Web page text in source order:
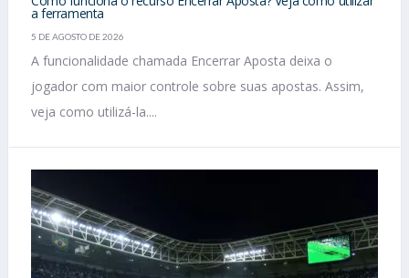
a ferramenta
5 DE AGOSTO DE 2026
A funcionalidade chamada Encerrar Aposta deixa o
jogador com maior controle sobre suas apostas. Assim,
veja como utilizá-la....